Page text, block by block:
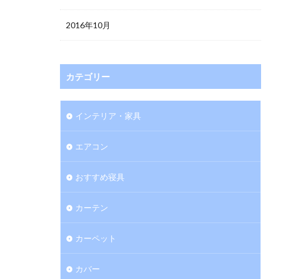
2016年10月
カテゴリー
インテリア・家具
エアコン
おすすめ寝具
カーテン
カーペット
カバー